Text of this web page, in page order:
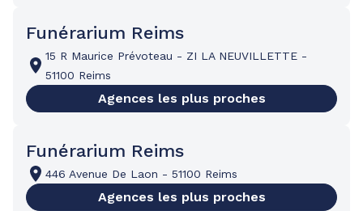
Funérarium Reims
15 R Maurice Prévoteau - ZI LA NEUVILLETTE -
51100 Reims
Agences les plus proches
Funérarium Reims
446 Avenue De Laon - 51100 Reims
Agences les plus proches